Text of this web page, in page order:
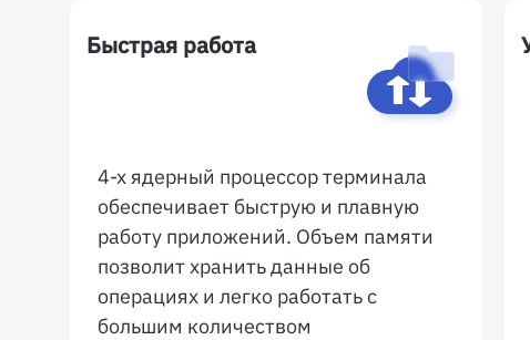
Быстрая работа
4-х ядерный процессор терминала
обеспечивает быструю и плавную
работу приложений. Объем памяти
позволит хранить данные об
операциях и легко работать с
большим количеством